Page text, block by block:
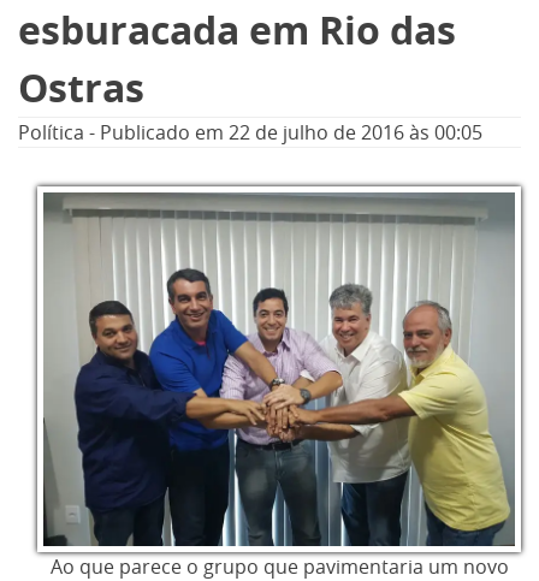
Cidades
Política
Informe especial
esburacada em Rio das
Ostras
Política - Publicado em 22 de julho de 2016às 00:05
Ao que parece o grupo que pavimentaria um novo